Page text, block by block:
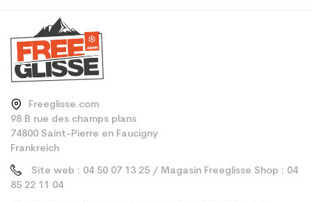
Freeglisse.com
98 B rue des champs plans
74800 Saint-Pierre en Faucigny
Frankreich
Site web : 04 50 07 13 25 / Magasin Freeglisse Shop : 04
85 22 11 04